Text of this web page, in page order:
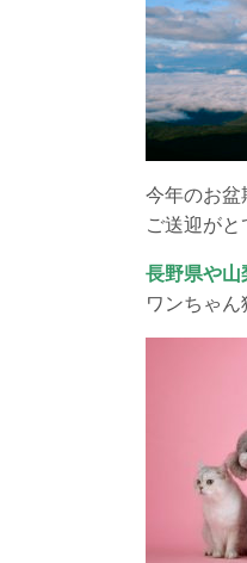
今年のお盆
ご送迎がと
長野県や山
ワンちゃん